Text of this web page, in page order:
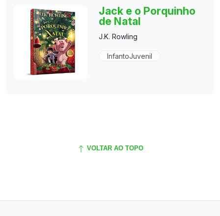
Jack e o Porquinho
de Natal
J.K. Rowling
InfantoJuvenil
VOLTAR AO TOPO